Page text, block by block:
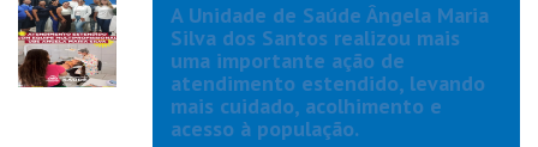
A Unidade de Saúde Ângela Maria
Silva dos Santos realizou mais
uma importante ação de
atendimento estendido, levando
mais cuidado, acolhimento e
acesso à população.